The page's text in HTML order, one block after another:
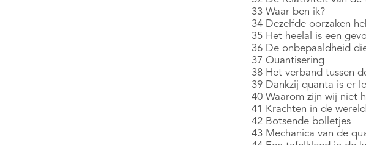
33 Waar ben ik?
34 Dezelfde oorzaken
35 Het heelal is een
36 De onbepaaldheid
37 Quantisering
38 Het verband tussen
39 Dankzij quanta is er
40 Waarom zijn wij niet
41 Krachten in de
42 Botsende bolletjes
43 Mechanica van de